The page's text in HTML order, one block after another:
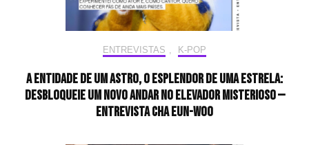
ENTREVISTAS , K-POP
A entidade de um astro, o esplendor de uma estrela:
desbloqueie um novo andar no elevador misterioso —
Entrevista CHA EUN-WOO